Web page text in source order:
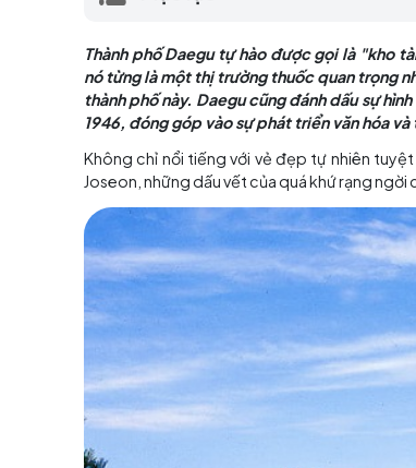
Mục lục
Thành phố Daegu tự hào được gọi
nó từng là một thị trường thuốc
thành phố này. Daegu cũng đánh
1946, đóng góp vào sự phát triển
Không chỉ nổi tiếng với vẻ đẹp tự
Joseon, những dấu vết của quá khứ